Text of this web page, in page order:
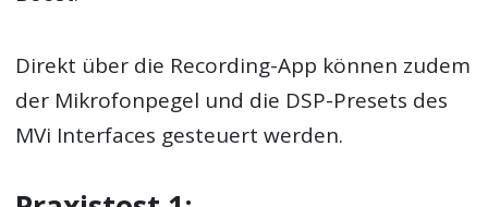
Direkt über die Recording-App können zudem
der Mikrofonpegel und die DSP-Presets des
MVi Interfaces gesteuert werden.